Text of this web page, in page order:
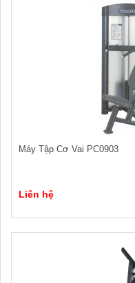
Máy Tập Cơ Vai PC0903
Liên hệ